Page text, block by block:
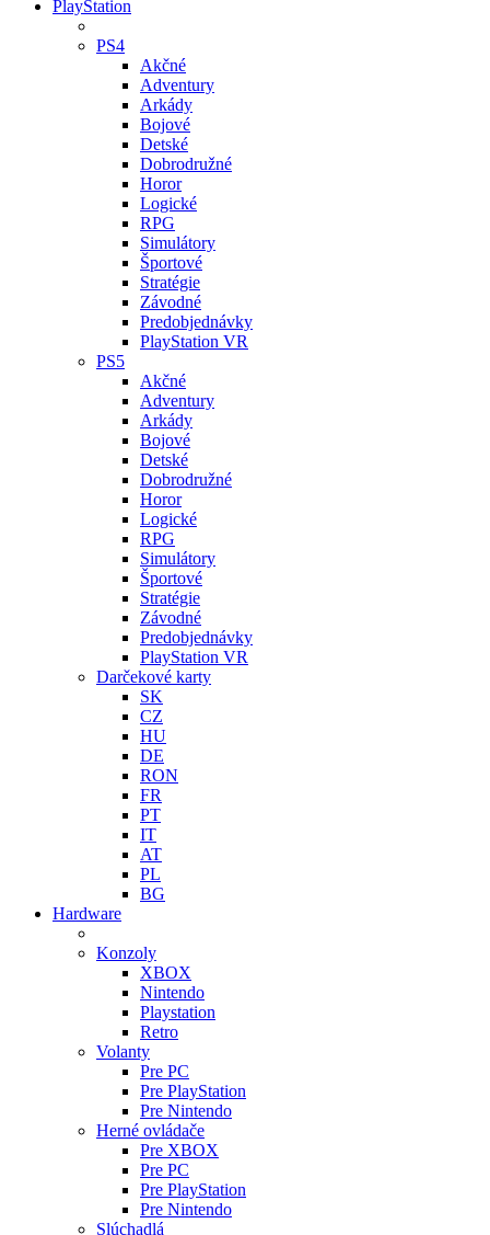
PlayStation
PS4
Akčné
Adventury
Arkády
Bojové
Detské
Dobrodružné
Horor
Logické
RPG
Simulátory
Športové
Stratégie
Závodné
Predobjednávky
PlayStation VR
PS5
Akčné
Adventury
Arkády
Bojové
Detské
Dobrodružné
Horor
Logické
RPG
Simulátory
Športové
Stratégie
Závodné
Predobjednávky
PlayStation VR
Darčekové karty
SK
CZ
HU
DE
RON
FR
PT
IT
AT
PL
BG
Hardware
Konzoly
XBOX
Nintendo
Playstation
Retro
Volanty
Pre PC
Pre PlayStation
Pre Nintendo
Herné ovládače
Pre XBOX
Pre PC
Pre PlayStation
Pre Nintendo
Slúchadlá